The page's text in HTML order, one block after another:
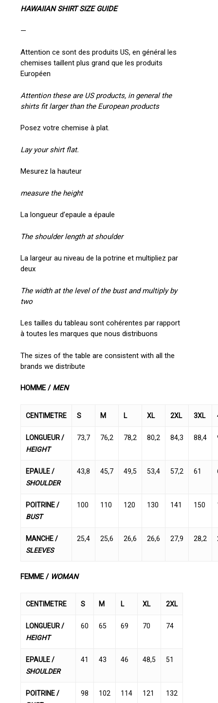
HAWAIIAN SHIRT SIZE GUIDE
—
Attention ce sont des produits US, en général les
chemises taillent plus grand que les produits
Européen
Attention these are US products, in general the
shirts fit larger than the European products
Posez votre chemise à plat.
Lay your shirt flat.
Mesurez la hauteur
measure the height
La longueur d’epaule a épaule
The shoulder length at shoulder
La largeur au niveau de la potrine et multipliez par
deux
The width at the level of the bust and multiply by
two
Les tailles du tableau sont cohérentes par rapport
à toutes les marques que nous distribuons
The sizes of the table are consistent with all the
brands we distribute
HOMME /MEN
CENTIMETRE S M L XL 2XL 3XL
LONGUEUR /
HEIGHT
73,7 76,2 78,2 80,2 84,3 88,4
EPAULE /
SHOULDER
43,8 45,7 49,5 53,4 57,2 61
POITRINE /
BUST
100 110 120 130 141 150
MANCHE /
SLEEVES
25,4 25,6 26,6 26,6 27,9 28,2
FEMME / WOMAN
CENTIMETRE S M L XL 2XL
LONGUEUR /
HEIGHT
60 65 69 70 74
EPAULE /
SHOULDER
41 43 46 48,5 51
POITRINE /
98 102 114 121 132